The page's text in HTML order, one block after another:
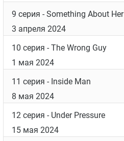
9 серия - Something About Her
3 апреля 2024
10 серия - The Wrong Guy
1 мая 2024
11 серия - Inside Man
8 мая 2024
12 серия - Under Pressure
15 мая 2024